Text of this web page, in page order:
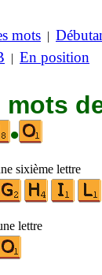
mots |
| En position
mots
•
sixième lettre
lettre